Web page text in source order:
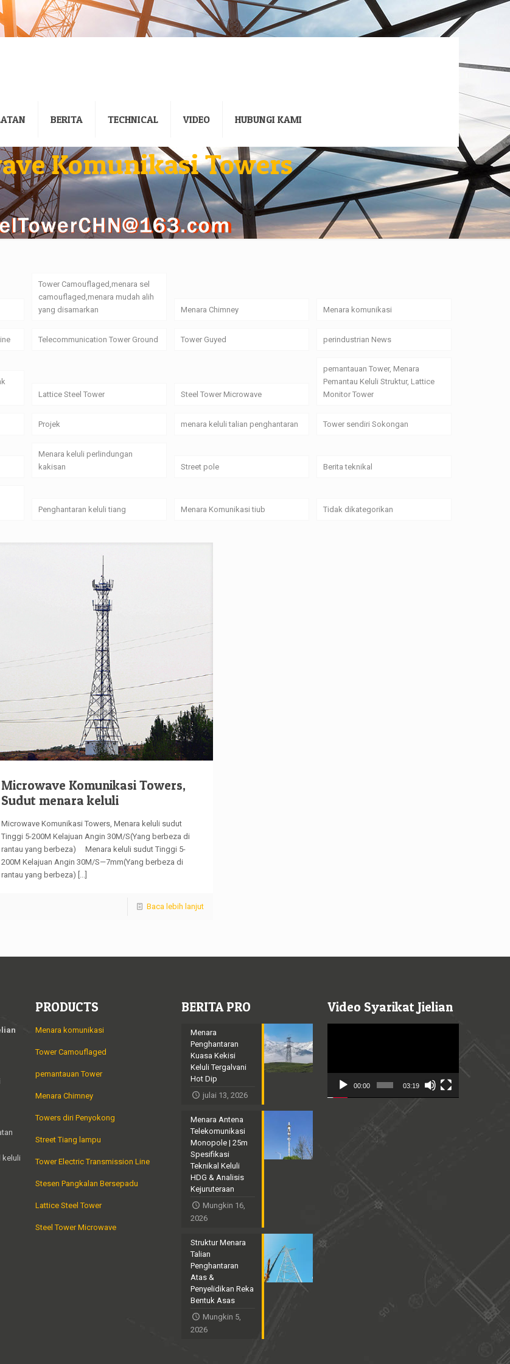
BERITA TECHNICAL VIDEO HUBUNGI KAMI
Komunikasi Towers
Tower Camouflaged,menara sel
camouflaged,menara mudah alih
yang disamarkan
Menara Chimney Menara komunikasi
Telecommunication Tower Ground Tower Guyed perindustrian News
Lattice Steel Tower Steel Tower Microwave
pemantauan Tower, Menara
Pemantau Keluli Struktur, Lattice
Monitor Tower
Projek menara keluli talian penghantaran Tower sendiri Sokongan
Menara keluli perlindungan
kakisan
Street pole Berita teknikal
Penghantaran keluli tiang Menara Komunikasi tiub Tidak dikategorikan
Microwave Komunikasi Towers,
Sudut menara keluli
Microwave Komunikasi Towers, Menara keluli sudut
Tinggi 5-200M Kelajuan Angin 30M/S(Yang berbeza di
rantau yang berbeza) Menara keluli sudut Tinggi 5-
200M Kelajuan Angin 30M/S—7mm(Yang berbeza di
rantau yang berbeza)
Baca lebih lanjut
keluli
PRODUCTS
Menara komunikasi
Tower Camouflaged
pemantauan Tower
Menara Chimney
Towers diri Penyokong
Street Tiang lampu
Tower Electric Transmission Line
Stesen Pangkalan Bersepadu
Lattice Steel Tower
Steel Tower Microwave
BERITA PRO
Menara
Penghantaran
Kuasa Kekisi
Keluli Tergalvani
Hot Dip
julai 13, 2026
Menara Antena
Telekomunikasi
Monopole | 25m
Spesifikasi
Teknikal Keluli
HDG & Analisis
Kejuruteraan
Mungkin 16,
2026
Struktur Menara
Talian
Penghantaran
Atas &
Penyelidikan Reka
Bentuk Asas
Mungkin 5,
2026
Video Syarikat Jielian
00:00 03:19